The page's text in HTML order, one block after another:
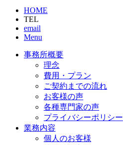
HOME
TEL
email
Menu
事務所概要
理念
費用・プラン
ご契約までの流れ
お客様の声
各種専門家の声
プライバシーポリシー
業務内容
個人のお客様